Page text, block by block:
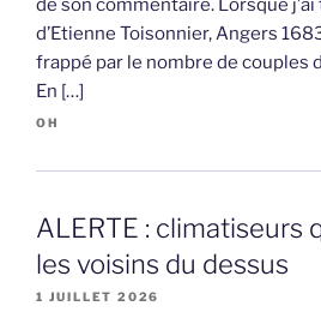
de son commentaire. Lorsque j’ai
d’Etienne Toisonnier, Angers
frappé par le nombre de couples
En […]
OH
ALERTE : climatiseurs
les voisins du dessus
1 JUILLET 2026